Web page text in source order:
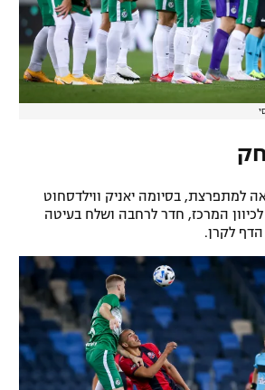
למתפרצת, בסיומה יאניק ווילדסחוט
המרכז, חדר לרחבה ושלח בעיטה
לקרן.